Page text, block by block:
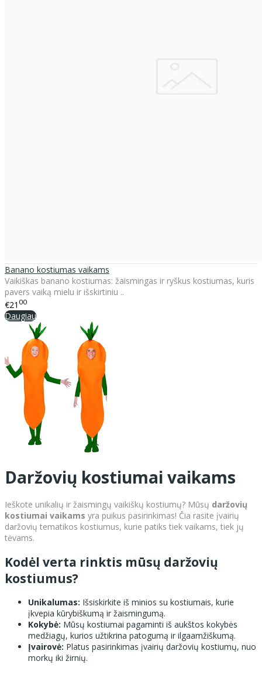
Banano kostiumas vaikams
Vaikiškas banano kostiumas: žaismingas ir ryškus kostiumas, kuris
pavers vaiką mielu ir išskirtiniu ..
€21 00
Daugiau
Daržovių kostiumai vaikams
Ieškote unikalių ir žaismingų vaikiškų kostiumų? Mūsų daržovių
kostiumai vaikams yra puikus pasirinkimas! Čia rasite įvairių
daržovių tematikos kostiumus, kurie patiks tiek vaikams, tiek jų
tėvams.
Kodėl verta rinktis mūsų daržovių
kostiumus?
Unikalumas: Išsiskirkite iš minios su kostiumais, kurie
įkvepia kūrybiškumą ir žaismingumą.
Kokybė: Mūsų kostiumai pagaminti iš aukštos kokybės
medžiagų, kurios užtikrina patogumą ir ilgaamžiškumą.
Įvairovė: Platus pasirinkimas įvairių daržovių kostiumų, nuo
morkų iki žirnių.